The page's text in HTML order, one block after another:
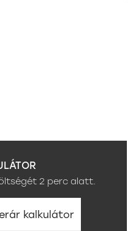
2 perc alatt.
kalkulátor